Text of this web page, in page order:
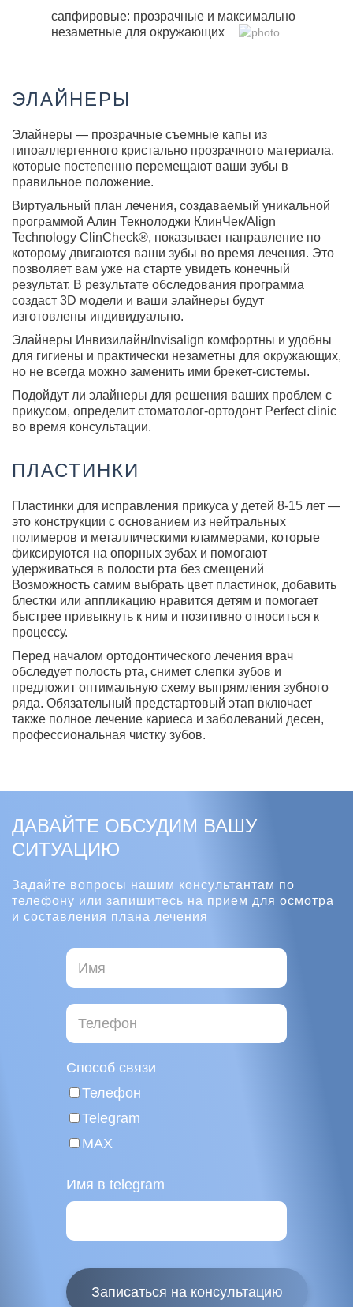
сапфировые: прозрачные и максимально
незаметные для окружающих
ЭЛАЙНЕРЫ
Элайнеры — прозрачные съемные капы из
гипоаллергенного кристально прозрачного материала,
которые постепенно перемещают ваши зубы в
правильное положение.
Виртуальный план лечения, создаваемый уникальной
программой Алин Текнолоджи КлинЧек/Align
Technology ClinCheck®, показывает направление по
которому двигаются ваши зубы во время лечения. Это
позволяет вам уже на старте увидеть конечный
результат. В результате обследования программа
создаст 3D модели и ваши элайнеры будут
изготовлены индивидуально.
Элайнеры Инвизилайн/Invisalign комфортны и удобны
для гигиены и практически незаметны для окружающих,
но не всегда можно заменить ими брекет-системы.
Подойдут ли элайнеры для решения ваших проблем с
прикусом, определит стоматолог-ортодонт Perfect clinic
во время консультации.
ПЛАСТИНКИ
Пластинки для исправления прикуса у детей 8-15 лет —
это конструкции с основанием из нейтральных
полимеров и металлическими кламмерами, которые
фиксируются на опорных зубах и помогают
удерживаться в полости рта без смещений
Возможность самим выбрать цвет пластинок, добавить
блестки или аппликацию нравится детям и помогает
быстрее привыкнуть к ним и позитивно относиться к
процессу.
Перед началом ортодонтического лечения врач
обследует полость рта, снимет слепки зубов и
предложит оптимальную схему выпрямления зубного
ряда. Обязательный предстартовый этап включает
также полное лечение кариеса и заболеваний десен,
профессиональная чистку зубов.
ДАВАЙТЕ ОБСУДИМ ВАШУ
СИТУАЦИЮ
Задайте вопросы нашим консультантам по
телефону или запишитесь на прием для осмотра
и составления плана лечения
Способ связи
Телефон
Telegram
MAX
Имя в telegram